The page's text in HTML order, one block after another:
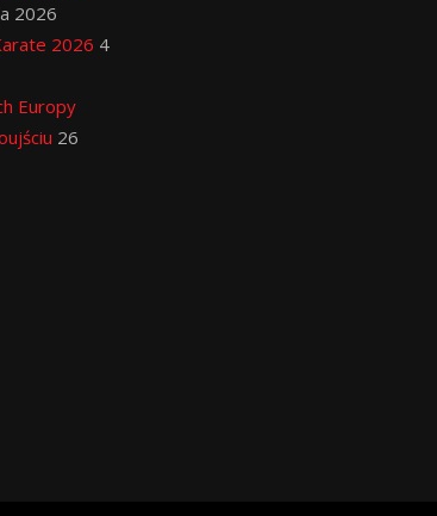
2026
2026 4
Europy
26